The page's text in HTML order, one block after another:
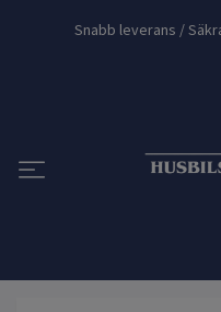
Snabb leverans /